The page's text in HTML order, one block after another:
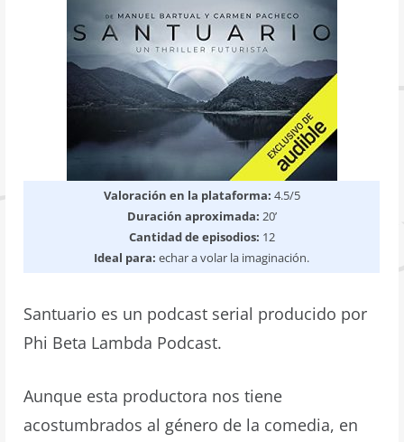
Valoración en la plataforma: 4.5/5
Duración aproximada: 20’
Cantidad de episodios: 12
Ideal para:echar a volar la imaginación.
Santuario es un podcast serial producido por
Phi Beta Lambda Podcast.
Aunque esta productora nos tiene
acostumbrados al género de la comedia, en